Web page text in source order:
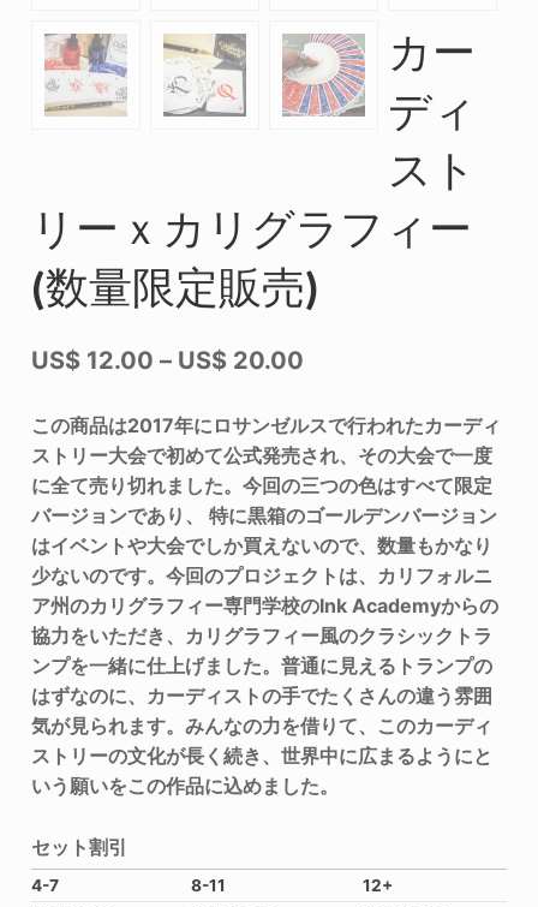
カー
ディ
スト
リーｘカリグラフィー
(数量限定販売)
US$12.00 – US$20.00
この商品は2017年にロサンゼルスで行われたカーディ
ストリー大会で初めて公式発売され、その大会で一度
に全て売り切れました。今回の三つの色はすべて限定
バージョンであり、 特に黒箱のゴールデンバージョン
はイベントや大会でしか買えないので、数量もかなり
少ないのです。今回のプロジェクトは、カリフォルニ
ア州のカリグラフィー専門学校のInk Academyからの
協力をいただき、カリグラフィー風のクラシックトラ
ンプを一緒に仕上げました。普通に見えるトランプの
はずなのに、カーディストの手でたくさんの違う雰囲
気が見られます。みんなの力を借りて、このカーディ
ストリーの文化が長く続き、世界中に広まるようにと
いう願いをこの作品に込めました。
セット割引
4-7 8-11
12+